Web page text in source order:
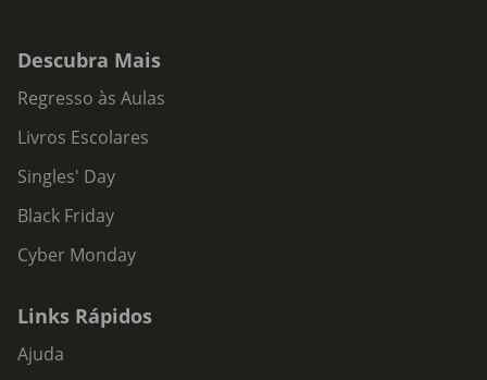
Descubra Mais
Regresso às Aulas
Livros Escolares
Singles' Day
Black Friday
Cyber Monday
Links Rápidos
Ajuda